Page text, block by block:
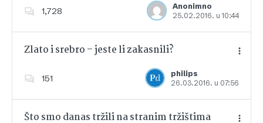
1,728
Anonimno
25.02.2016. u 10:44
Dodajte u favorite
Zlato i srebro – jeste li zakasnili?
151
philips
26.03.2016. u 07:56
Dodajte u favorite
Što smo danas tržili na stranim tržištima